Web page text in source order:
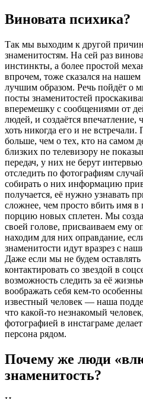
Виновата психика?
Так мы выходим к другой
знаменитостям. На сей раз
инстинкты, а более простой
впрочем, тоже сказался на
лучшим образом. Речь пойдёт о
посты знаменитостей
вперемешку с сообщениями от
людей, и создаётся впечатление,
хоть никогда его и не
больше, чем о тех, кто на самом
близких по телевизору не
передач, у них не берут
отследить по фотографиям
собирать о них информацию
получается, её нужно узнавать
сложнее, чем просто вбить имя в
порцию новых сплетен. Мы
своей голове, присваиваем ему
находим для них оправдание,
знаменитости идут вразрез с
Даже если мы не будем
контактировать со звездой в
возможность следить за её
воображать себя кем-то
известный человек — наша
что какой-то незнакомый
фотографией в инстаграме
персона рядом.
Почему же люди
знаменитость?